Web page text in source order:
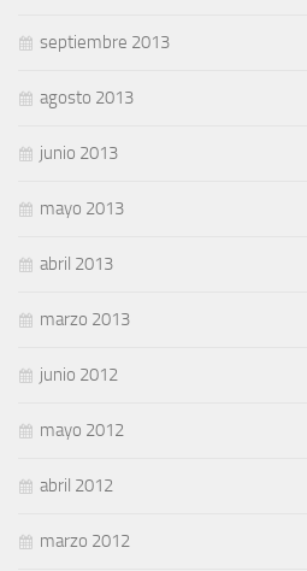
septiembre 2013
agosto 2013
junio 2013
mayo 2013
abril 2013
marzo 2013
junio 2012
mayo 2012
abril 2012
marzo 2012